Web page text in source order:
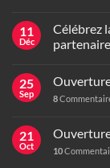
11
Déc
Célébrez
25
Sep 8
21
Oct 10